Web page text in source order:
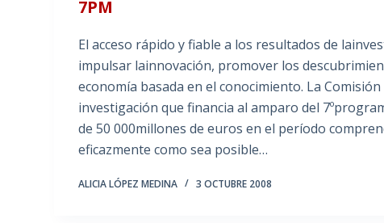
7PM
El acceso rápido y fiable a los resultados de
impulsar lainnovación, promover los
economía basada en el conocimiento. La
investigación que financia al amparo del
de 50 000millones de euros en el período
eficazmente como sea posible…
ALICIA LÓPEZ MEDINA 3 OCTUBRE 2008